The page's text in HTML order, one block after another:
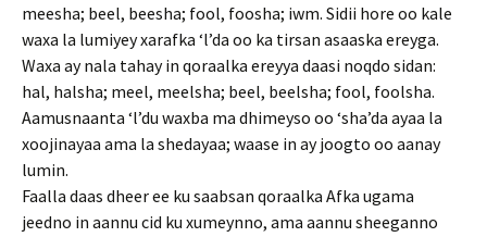
meesha; beel, beesha; fool, foosha; iwm. Sidii hore oo kale
waxa la lumiyey xarafka ‘l’da oo ka tirsan asaaska ereyga.
Waxa ay nala tahay in qoraalka ereyya daasi noqdo sidan:
hal, halsha; meel, meelsha; beel, beelsha; fool, foolsha.
Aamusnaanta ‘l’du waxba ma dhimeyso oo ‘sha’da ayaa la
xoojinayaa ama la shedayaa; waase in ay joogto oo aanay
lumin.
Faalla daas dheer ee ku saabsan qoraalka Afka ugama
jeedno in aannu cid ku xumeynno, ama aannu sheeganno